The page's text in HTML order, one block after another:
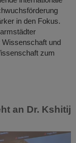
in den Fokus.
Wissenschaft und
zum
an Dr. Kshitij